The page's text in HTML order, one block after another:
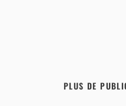
PLUS DE